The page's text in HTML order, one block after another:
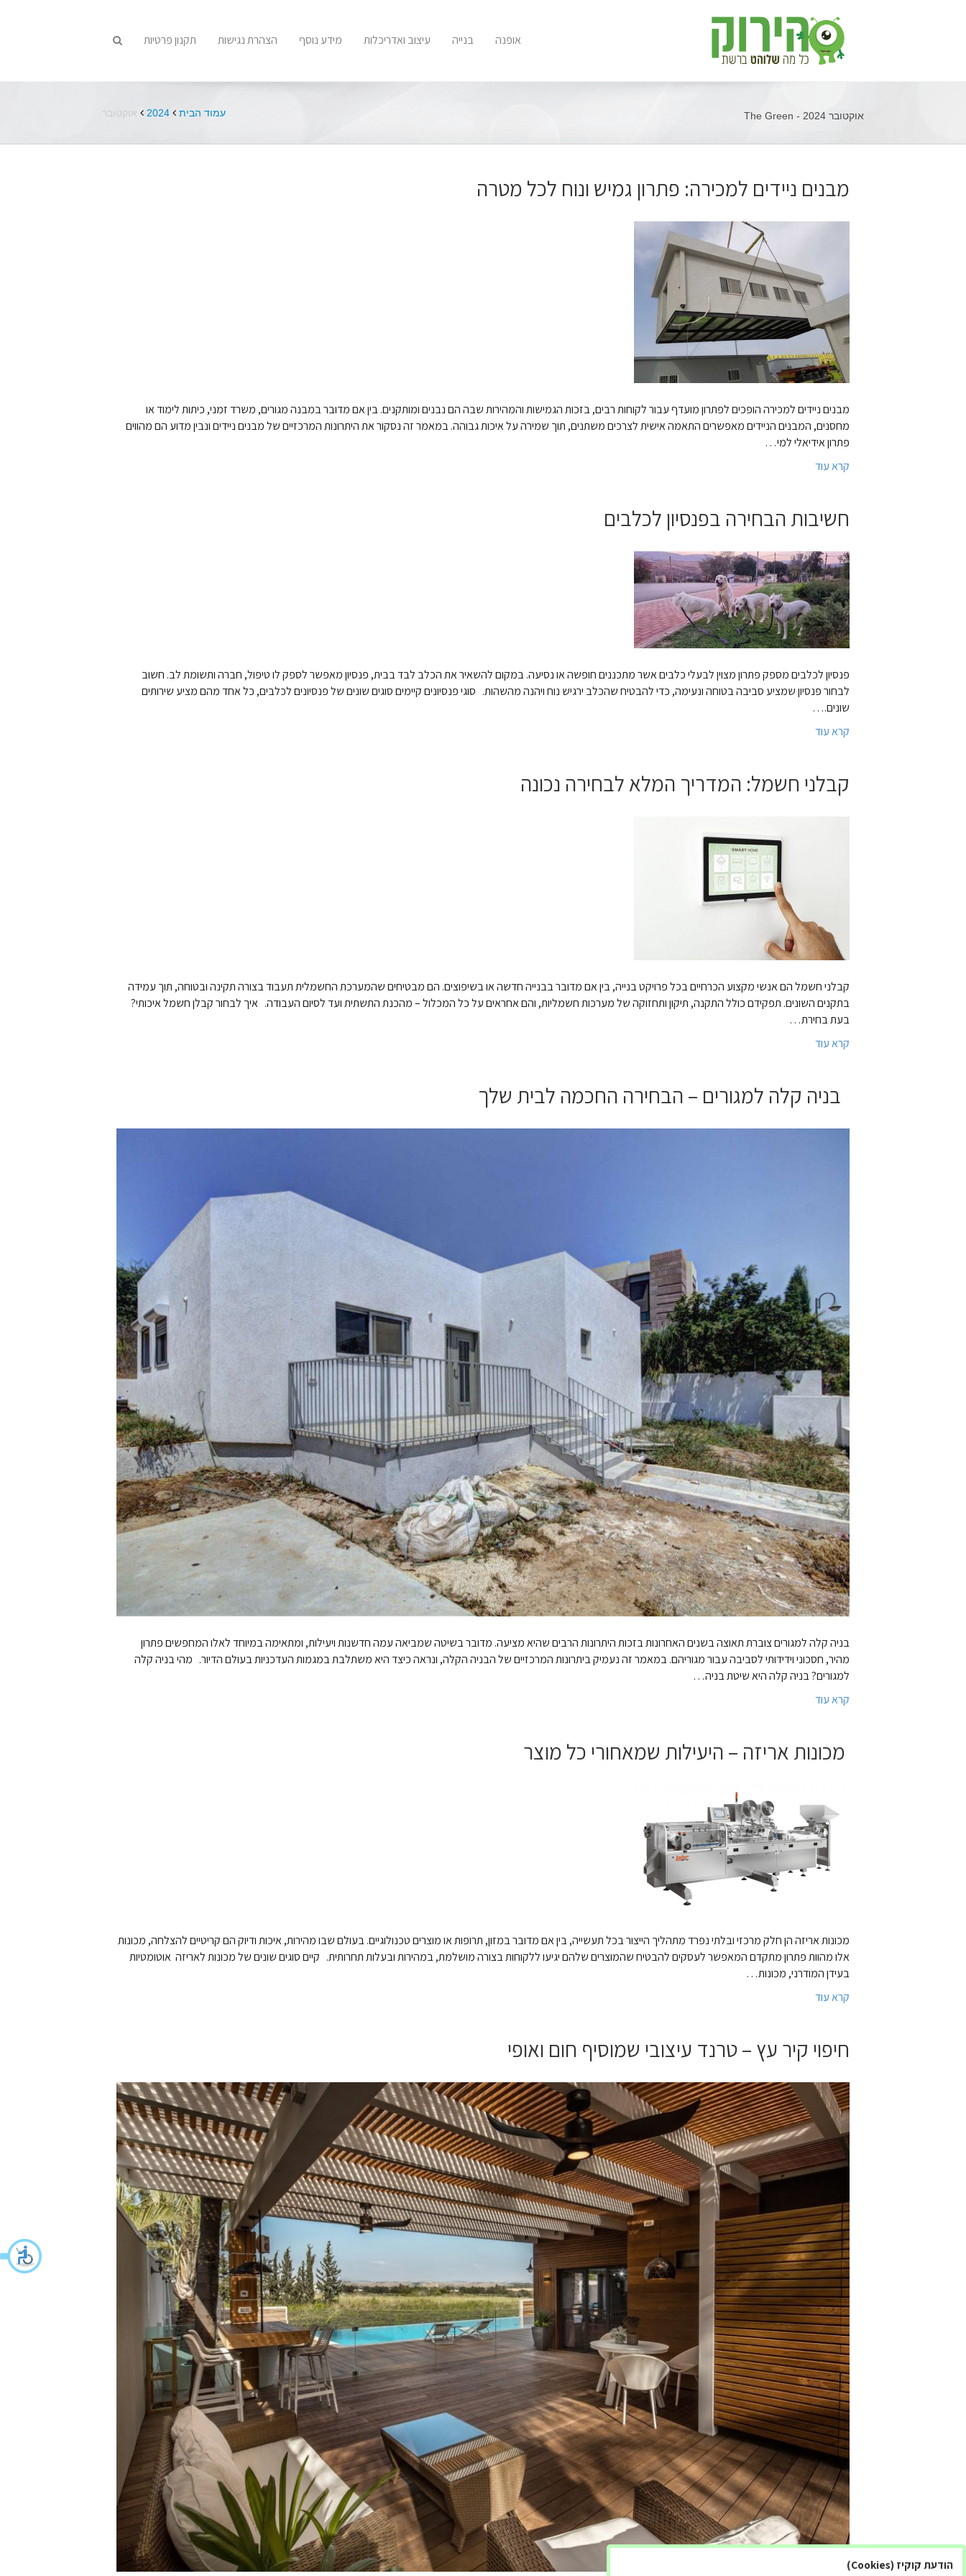
אופנה בנייה עיצוב ואדריכלות מידע נוסף הצהרת נגישות תקנון פרטיות
אוקטובר 2024 - The Green עמוד הבית 2024 אוקטובר
מבנים ניידים למכירה: פתרון גמיש ונוח לכל מטרה
מבנים ניידים למכירה הופכים לפתרון מועדף עבור לקוחות רבים, בזכות הגמישות והמהירות שבה הם נבנים ומותקנים. בין אם מדובר במבנה מגורים, משרד זמני, כיתות לימוד או
מחסנים, המבנים הניידים מאפשרים התאמה אישית לצרכים משתנים, תוך שמירה על איכות גבוהה. במאמר זה נסקור את היתרונות המרכזיים של מבנים ניידים ונבין מדוע הם מהווים
פתרון אידיאלי למי…
קרא עוד
חשיבות הבחירה בפנסיון לכלבים
פנסיון לכלבים מספק פתרון מצוין לבעלי כלבים אשר מתכננים חופשה או נסיעה. במקום להשאיר את הכלב לבד בבית, פנסיון מאפשר לספק לו טיפול, חברה ותשומת לב. חשוב
לבחור פנסיון שמציע סביבה בטוחה ונעימה, כדי להבטיח שהכלב ירגיש נוח ויהנה מהשהות. סוגי פנסיונים קיימים סוגים שונים של פנסיונים לכלבים, כל אחד מהם מציע שירותים
שונים.…
קרא עוד
קבלני חשמל: המדריך המלא לבחירה נכונה
קבלני חשמל הם אנשי מקצוע הכרחיים בכל פרויקט בנייה, בין אם מדובר בבנייה חדשה או בשיפוצים. הם מבטיחים שהמערכת החשמלית תעבוד בצורה תקינה ובטוחה, תוך עמידה
בתקנים השונים. תפקידם כולל התקנה, תיקון ותחזוקה של מערכות חשמליות, והם אחראים על כל המכלול – מהכנת התשתית ועד לסיום העבודה. איך לבחור קבלן חשמל איכותי?
בעת בחירת…
קרא עוד
בניה קלה למגורים – הבחירה החכמה לבית שלך
בניה קלה למגורים צוברת תאוצה בשנים האחרונות בזכות היתרונות הרבים שהיא מציעה. מדובר בשיטה שמביאה עמה חדשנות ויעילות, ומתאימה במיוחד לאלו המחפשים פתרון
מהיר, חסכוני וידידותי לסביבה עבור מגוריהם. במאמר זה נעמיק ביתרונות המרכזיים של הבניה הקלה, ונראה כיצד היא משתלבת במגמות העדכניות בעולם הדיור. מהי בניה קלה
למגורים? בניה קלה היא שיטת בניה…
קרא עוד
מכונות אריזה – היעילות שמאחורי כל מוצר
מכונות אריזה הן חלק מרכזי ובלתי נפרד מתהליך הייצור בכל תעשייה, בין אם מדובר במזון, תרופות או מוצרים טכנולוגיים. בעולם שבו מהירות, איכות ודיוק הם קריטיים להצלחה, מכונות
אלו מהוות פתרון מתקדם המאפשר לעסקים להבטיח שהמוצרים שלהם יגיעו ללקוחות בצורה מושלמת, במהירות ובעלות תחרותית. קיים סוגים שונים של מכונות לאריזה אוטומטיות
בעידן המודרני, מכונות…
קרא עוד
חיפוי קיר עץ – טרנד עיצובי שמוסיף חום ואופי
הודעת קוקיז (Cookies)